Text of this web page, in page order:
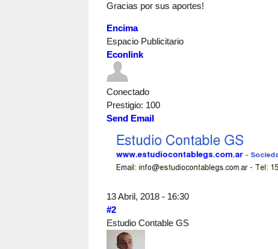
Gracias por sus aportes!
Encima
Espacio Publicitario
Econlink
Conectado
Prestigio: 100
Send Email
13 Abril, 2018 - 16:30
#2
Estudio Contable GS